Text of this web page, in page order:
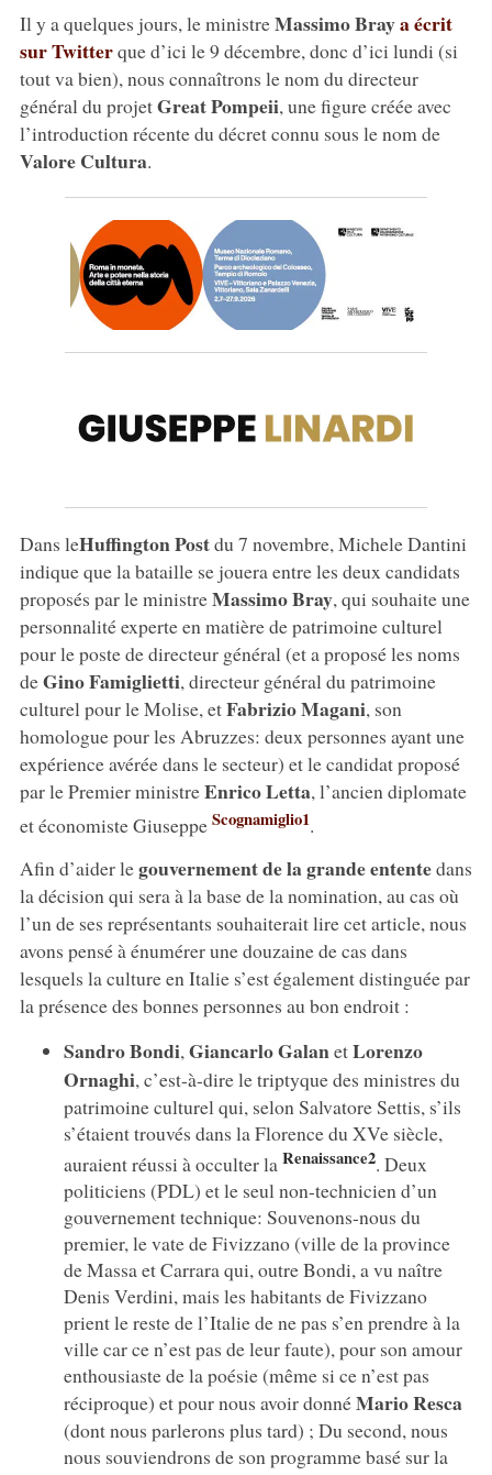
Il y a quelques jours, le ministreMassimo Braya écrit
sur Twitterque d’ici le 9 décembre, donc d’ici lundi (si
tout va bien), nous connaîtrons le nom du directeur
général du projetGreat Pompeii, une figure créée avec
l’introduction récente du décret connu sous le nom de
Valore Cultura.
Dans leHuffington Postdu 7 novembre, Michele Dantini
indique que la bataille se jouera entre les deux candidats
proposés par le ministreMassimo Bray, qui souhaite une
personnalité experte en matière de patrimoine culturel
pour le poste de directeur général (et a proposé les noms
deGino Famiglietti, directeur général du patrimoine
culturel pour le Molise, etFabrizio Magani, son
homologue pour les Abruzzes: deux personnes ayant une
expérience avérée dans le secteur) et le candidat proposé
par le Premier ministreEnrico Letta, l’ancien diplomate
et économiste GiuseppeScognamiglio1.
Afin d’aider legouvernement de la grande ententedans
la décision qui sera à la base de la nomination, au cas où
l’un de ses représentants souhaiterait lire cet article, nous
avons pensé à énumérer une douzaine de cas dans
lesquels la culture en Italie s’est également distinguée par
la présence des bonnes personnes au bon endroit :
Sandro Bondi,Giancarlo GalanetLorenzo
Ornaghi, c’est-à-dire le triptyque des ministres du
patrimoine culturel qui, selon Salvatore Settis, s’ils
s’étaient trouvés dans la Florence du XVe siècle,
auraient réussi à occulter laRenaissance2. Deux
politiciens (PDL) et le seul non-technicien d’un
gouvernement technique: Souvenons-nous du
premier, le vate de Fivizzano (ville de la province
de Massa et Carrara qui, outre Bondi, a vu naître
Denis Verdini, mais les habitants de Fivizzano
prient le reste de l’Italie de ne pas s’en prendre à la
ville car ce n’est pas de leur faute), pour son amour
enthousiaste de la poésie (même si ce n’est pas
réciproque) et pour nous avoir donnéMario Resca
(dont nous parlerons plus tard) ; Du second, nous
nous souviendrons de son programme basé sur la